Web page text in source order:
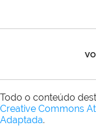
Todo o conteúdo
Creative Commons
Adaptada.